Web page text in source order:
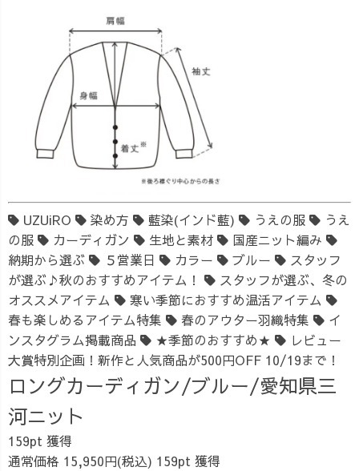
UZUiRO 染め方 藍染(インド藍) うえの服
うえ
の服
カーディガン 生地と素材
国産ニット編み
納期から選ぶ
５営業日 カラー ブルー
スタッフ
が選ぶ♪秋のおすすめアイテム！
スタッフが選ぶ、冬の
オススメアイテム
寒い季節におすすめ温活アイテム
春も楽しめるアイテム特集
春のアウター羽織特集
イ
ンスタグラム掲載商品
★季節のおすすめ★
レビュー
大賞特別企画！新作と人気商品が500円OFF 10/19まで！
ロングカーディガン/ブルー/愛知県三
河ニット
159pt 獲得
通常価格 15,950円(税込) 159pt 獲得